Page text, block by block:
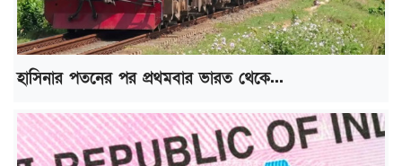
হাসিনার পতনের পর প্রথমবার ভারত থেকে...